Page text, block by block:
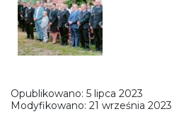
Opublikowano: 5 lipca 2023
Modyfikowano: 21 września 2023